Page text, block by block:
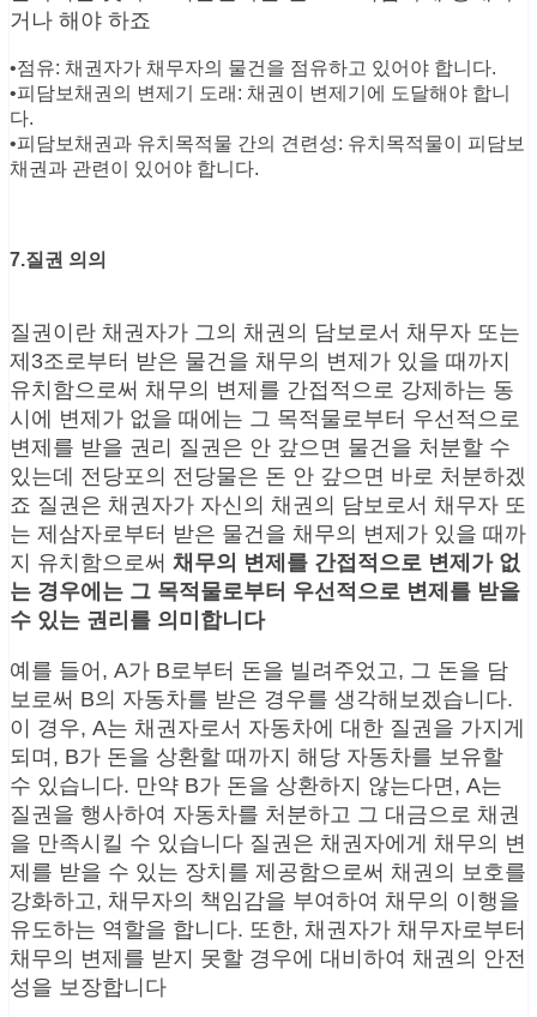
거나 해야 하죠
•점유: 채권자가 채무자의 물건을 점유하고 있어야 합니다.
•피담보채권의 변제기 도래: 채권이 변제기에 도달해야 합니
다.
•피담보채권과 유치목적물 간의 견련성: 유치목적물이 피담보
채권과 관련이 있어야 합니다.
7.질권 의의
질권이란 채권자가 그의 채권의 담보로서 채무자 또는
제3조로부터 받은 물건을 채무의 변제가 있을 때까지
유치함으로써 채무의 변제를 간접적으로 강제하는 동
시에 변제가 없을 때에는 그 목적물로부터 우선적으로
변제를 받을 권리 질권은 안 갚으면 물건을 처분할 수
있는데 전당포의 전당물은 돈 안 갚으면 바로 처분하겠
죠 질권은 채권자가 자신의 채권의 담보로서 채무자 또
는 제삼자로부터 받은 물건을 채무의 변제가 있을 때까
지 유치함으로써 채무의 변제를 간접적으로 변제가 없
는 경우에는 그 목적물로부터 우선적으로 변제를 받을
수 있는 권리를 의미합니다
예를 들어, A가 B로부터 돈을 빌려주었고, 그 돈을 담
보로써 B의 자동차를 받은 경우를 생각해보겠습니다.
이 경우, A는 채권자로서 자동차에 대한 질권을 가지게
되며, B가 돈을 상환할 때까지 해당 자동차를 보유할
수 있습니다. 만약 B가 돈을 상환하지 않는다면, A는
질권을 행사하여 자동차를 처분하고 그 대금으로 채권
을 만족시킬 수 있습니다 질권은 채권자에게 채무의 변
제를 받을 수 있는 장치를 제공함으로써 채권의 보호를
강화하고, 채무자의 책임감을 부여하여 채무의 이행을
유도하는 역할을 합니다. 또한, 채권자가 채무자로부터
채무의 변제를 받지 못할 경우에 대비하여 채권의 안전
성을 보장합니다